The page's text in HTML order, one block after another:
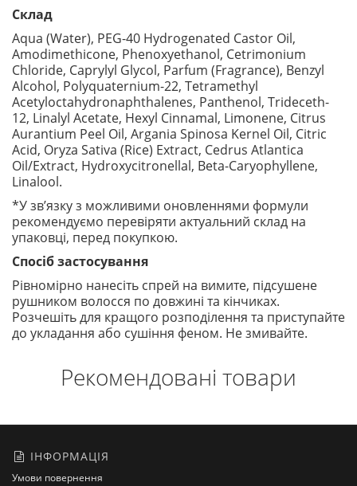
Склад
Aqua (Water), PEG-40 Hydrogenated Castor Oil,
Amodimethicone, Phenoxyethanol, Cetrimonium
Chloride, Caprylyl Glycol, Parfum (Fragrance), Benzyl
Alcohol, Polyquaternium-22, Tetramethyl
Acetyloctahydronaphthalenes, Panthenol, Trideceth-
12, Linalyl Acetate, Hexyl Cinnamal, Limonene, Citrus
Aurantium Peel Oil, Argania Spinosa Kernel Oil, Citric
Acid, Oryza Sativa (Rice) Extract, Cedrus Atlantica
Oil/Extract, Hydroxycitronellal, Beta-Caryophyllene,
Linalool.
*У зв’язку з можливими оновленнями формули
рекомендуємо перевіряти актуальний склад на
упаковці, перед покупкою.
Спосіб застосування
Рівномірно нанесіть спрей на вимите, підсушене
рушником волосся по довжині та кінчиках.
Розчешіть для кращого розподілення та приступайте
до укладання або сушіння феном. Не змивайте.
Рекомендовані товари
ІНФОРМАЦІЯ
Умови повернення